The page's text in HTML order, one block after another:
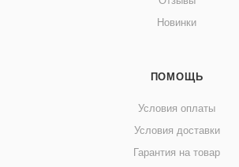
Новинки
ПОМОЩЬ
Условия оплаты
Условия доставки
Гарантия на товар